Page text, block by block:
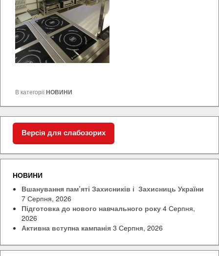
В категоріїНОВИНИ
Версія для слабозорих
НОВИНИ
Вшанування пам’яті Захисників і Захисниць України
7 Серпня, 2026
Підготовка до нового навчального року 4 Серпня,
2026
Активна вступна кампанія 3 Серпня, 2026